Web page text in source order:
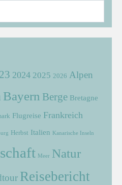
2024 2025 2026 Alpen
Bayern Berge Bretagne
Flugreise Frankreich
Herbst Italien Kanarische Inseln
Meer Natur
Reisebericht